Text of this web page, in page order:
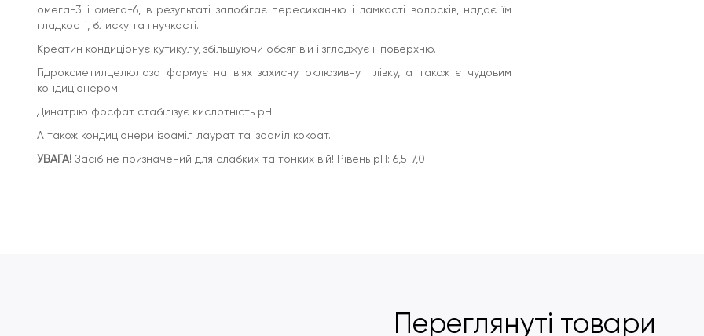
омега-3 і омега-6, в результаті запобігає пересиханню і ламкості волосків, надає їм
гладкості, блиску та гнучкості.
Креатин кондиціонує кутикулу, збільшуючи обсяг вій і згладжує її поверхню.
Гідроксиетилцелюлоза формує на віях захисну оклюзивну плівку, а також є чудовим
кондиціонером.
Динатрію фосфат стабілізує кислотність рН.
А також кондиціонери ізоаміл лаурат та ізоаміл кокоат.
УВАГА! Засіб не призначений для слабких та тонких вій! Рівень рН: 6,5-7,0
Переглянуті товари